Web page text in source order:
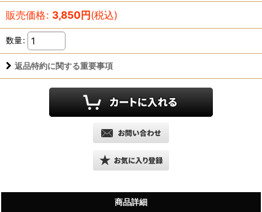
販売価格: 3,850円(税込)
数量:
返品特約に関する重要事項
商品詳細